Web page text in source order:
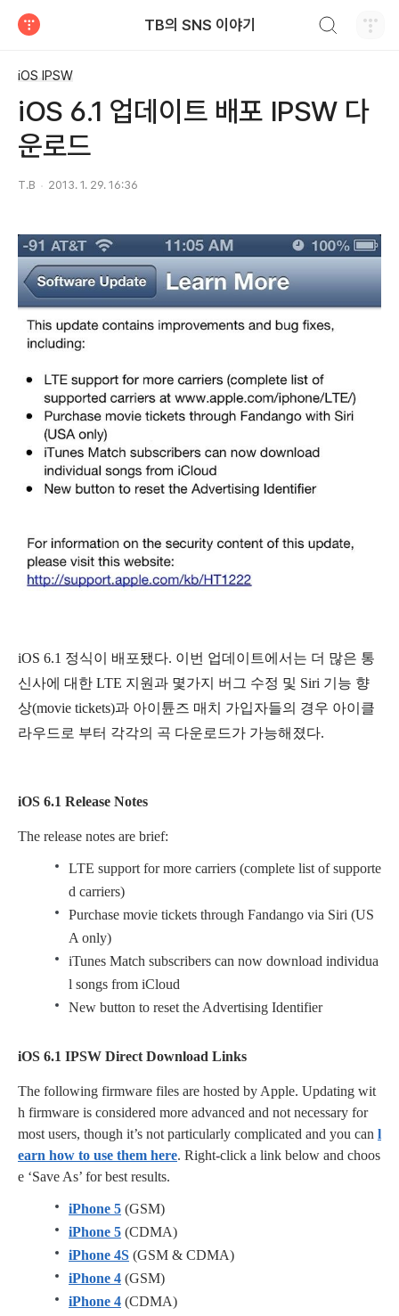
TB의 SNS 이야기
iOS IPSW
iOS 6.1 업데이트 배포 IPSW 다
운로드
T.B 2013. 1. 29. 16:36
iOS 6.1 정식이 배포됐다. 이번 업데이트에서는 더 많은 통
신사에 대한 LTE 지원과 몇가지 버그 수정 및 Siri 기능 향
상(movie tickets)과 아이튠즈 매치 가입자들의 경우 아이클
라우드로 부터 각각의 곡 다운로드가 가능해졌다.
iOS 6.1 Release Notes
The release notes are brief:
LTE support for more carriers (complete list of supporte
d carriers)
Purchase movie tickets through Fandango via Siri (US
A only)
iTunes Match subscribers can now download individua
l songs from iCloud
New button to reset the Advertising Identifier
iOS 6.1 IPSW Direct Download Links
The following firmware files are hosted by Apple. Updating wit
h firmware is considered more advanced and not necessary for
most users, though it’s not particularly complicated and you can l
earn how to use them here. Right-click a link below and choos
e ‘Save As’ for best results.
iPhone 5 (GSM)
iPhone 5 (CDMA)
iPhone 4S (GSM & CDMA)
iPhone 4 (GSM)
iPhone 4 (CDMA)